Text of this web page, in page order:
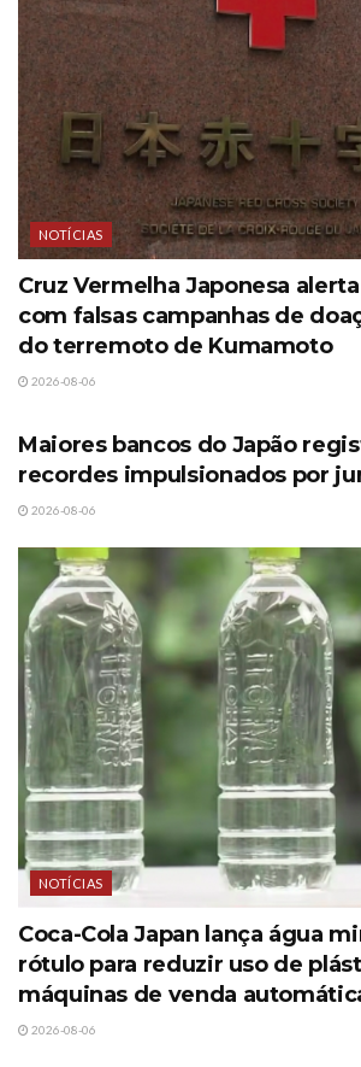
NOTÍCIAS
Cruz Vermelha Japonesa
com falsas campanhas de
do terremoto de Kumamoto
2026-08-06
Maiores bancos do Japão
recordes impulsionados por
2026-08-06
NOTÍCIAS
Coca-Cola Japan lança água
rótulo para reduzir uso de
máquinas de venda
2026-08-06